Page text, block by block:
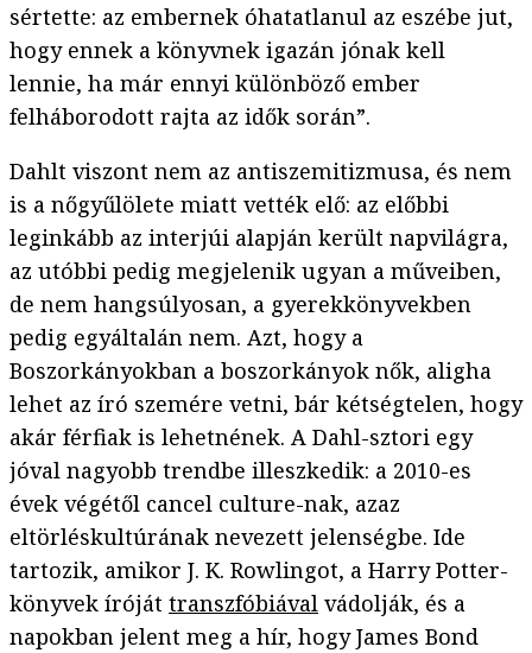
sértette: az embernek óhatatlanul az eszébe jut,
hogy ennek a könyvnek igazán jónak kell
lennie, ha már ennyi különböző ember
felháborodott rajta az idők során”.
Dahlt viszont nem az antiszemitizmusa, és nem
is a nőgyűlölete miatt vették elő: az előbbi
leginkább az interjúi alapján került napvilágra,
az utóbbi pedig megjelenik ugyan a műveiben,
de nem hangsúlyosan, a gyerekkönyvekben
pedig egyáltalán nem. Azt, hogy a
Boszorkányokban a boszorkányok nők, aligha
lehet az író szemére vetni, bár kétségtelen, hogy
akár férfiak is lehetnének. A Dahl-sztori egy
jóval nagyobb trendbe illeszkedik: a 2010-es
évek végétől cancel culture-nak, azaz
eltörléskultúrának nevezett jelenségbe. Ide
tartozik, amikor J. K. Rowlingot, a Harry Potter-
könyvek íróját transzfóbiával vádolják, és a
napokban jelent meg a hír, hogy James Bond